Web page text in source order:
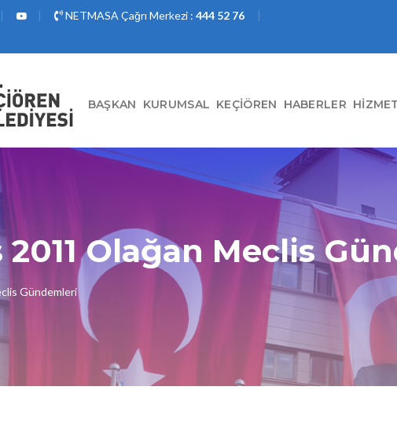
NETMASA Çağrı Merkezi : 444 52 76
BAŞKAN KURUMSAL KEÇIÖREN HABERLER
2011 Olağan Meclis
Gündemleri